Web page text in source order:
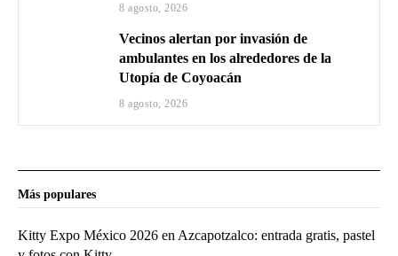
8 agosto, 2026
Vecinos alertan por invasión de
ambulantes en los alrededores de la
Utopía de Coyoacán
8 agosto, 2026
Más populares
Kitty Expo México 2026 en Azcapotzalco: entrada gratis, pastel